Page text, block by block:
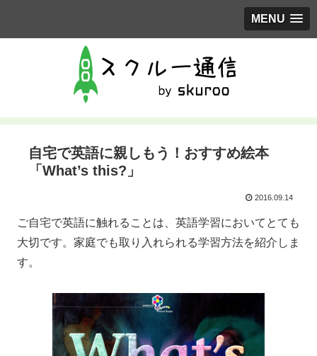
MENU
自宅で英語に親しもう！おすすめ絵本
「What’s this?」
2016.09.14
ご自宅で英語に触れることは、英語学習においてとても
大切です。家庭でも取り入れられる学習方法を紹介しま
す。